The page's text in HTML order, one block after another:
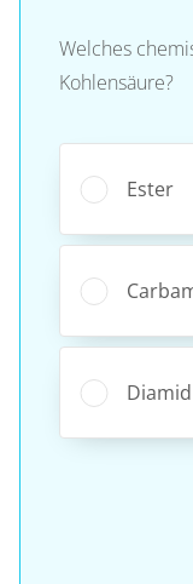
Welches
Kohlensäure?
Ester
Diamid